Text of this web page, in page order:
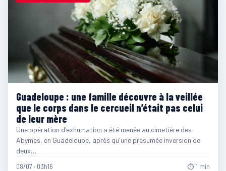
Guadeloupe : une famille découvre à la veillée
que le corps dans le cercueil n’était pas celui
de leur mère
Une opération d'exhumation a été menée au cimetière des
Abymes, en Guadeloupe, après qu'une présumée inversion de
deux…
08/07 · 03h16 ⏱ 1 min